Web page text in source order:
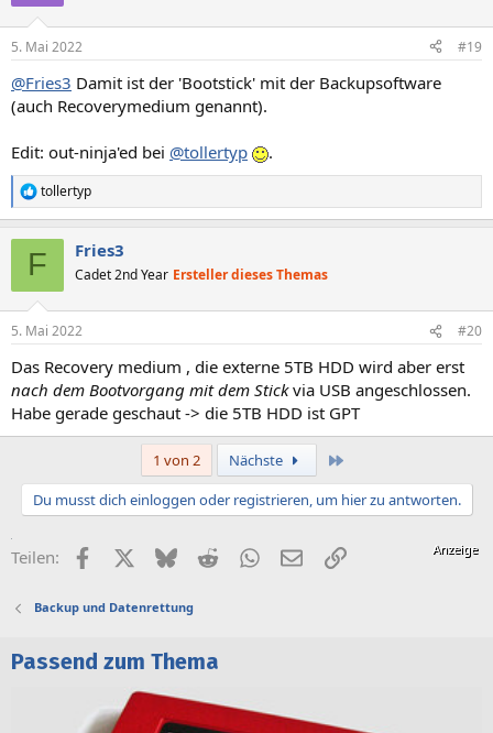
e
:
5. Mai 2022 #19
@Fries3 Damit ist der 'Bootstick' mit der Backupsoftware
(auch Recoverymedium genannt).
Edit: out-ninja'ed bei @tollertyp .
R
e
e
:
tollertyp
F Fries3
Cadet 2nd Year Ersteller dieses Themas
5. Mai 2022 #20
Das Recovery medium , die externe 5TB HDD wird aber erst
nach dem Bootvorgang mit dem Stickvia USB angeschlossen.
Habe gerade geschaut -> die 5TB HDD ist GPT
1 von 2 Nächste
Du musst dich einloggen oder registrieren, um hier zu antworten.
Teilen: FacebookX (Twitter)
BlueskyRedditWhatsApp
E-MailLink
Backup und Datenrettung
Passend zum Thema